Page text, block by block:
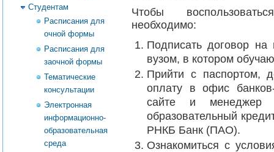
Студентам
Расписания для
очной формы
Расписания для
заочной формы
Тематические
консультации
Электронная
информационно-
образовательная
среда
Чтобы
необходимо:
Подписать договор
вузом, в котором
Прийти с паспортом,
оплату в офис
сайте и менеджер
образовательный
РНКБ Банк (ПАО).
Ознакомиться с